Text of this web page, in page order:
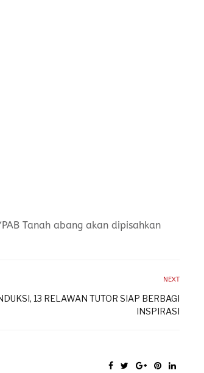
Tanah abang akan dipisahkan
NEXT
13 RELAWAN TUTOR SIAP BERBAGI
INSPIRASI